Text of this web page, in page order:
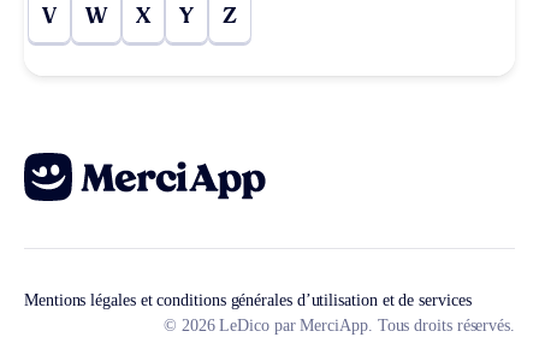
V W X Y Z
Mentions légales et conditions générales d’utilisation et de services
© 2026 LeDico par MerciApp. Tous droits réservés.